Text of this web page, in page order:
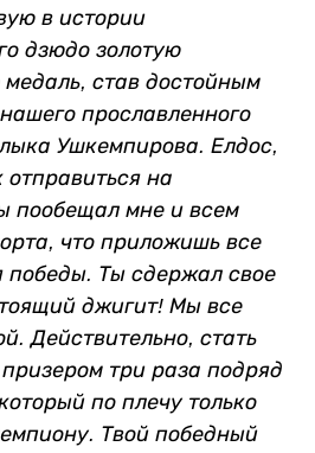
в истории
дзюдо золотую
став достойным
прославленного
Ушкемпирова. Елдос,
отправиться на
пообещал мне и всем
что приложишь все
победы. Ты сдержал свое
джигит! Мы все
Действительно, стать
три раза подряд
по плечу только
Твой победный